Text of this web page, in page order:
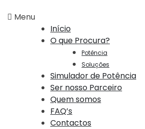
Menu
Início
O que Procura?
Potência
Soluções
Simulador de Potência
Ser nosso Parceiro
Quem somos
FAQ’s
Contactos